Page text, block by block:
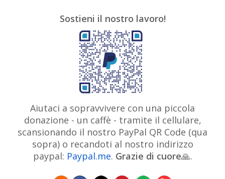
Awarded Artist Baroque Art
Belgian Art Bohemian Art
Brazilian Art British Art
Brooklyn Museum Bulgarian Art
Caravaggio Chilean Art
Claude Monet
Colombian Art Croatian Art
Artist Danish Art Digital Art Dutch Art
Édouard Manet Egyptian Art
Estonian Art
Expressionism Fauve Art Filipino Art Finnish Art
Flemish Art French Art Frick Collection Galleria
Borghese
GAM Milano GAM Torino
Genre
Sostieni il nostro lavoro!
Aiutaci a sopravvivere con una piccola
donazione - un caffè - tramite il cellulare,
scansionando il nostro PayPal QR Code (qua
sopra) o recandoti al nostro indirizzo
paypal: Paypal.me. Grazie di cuore🙏.